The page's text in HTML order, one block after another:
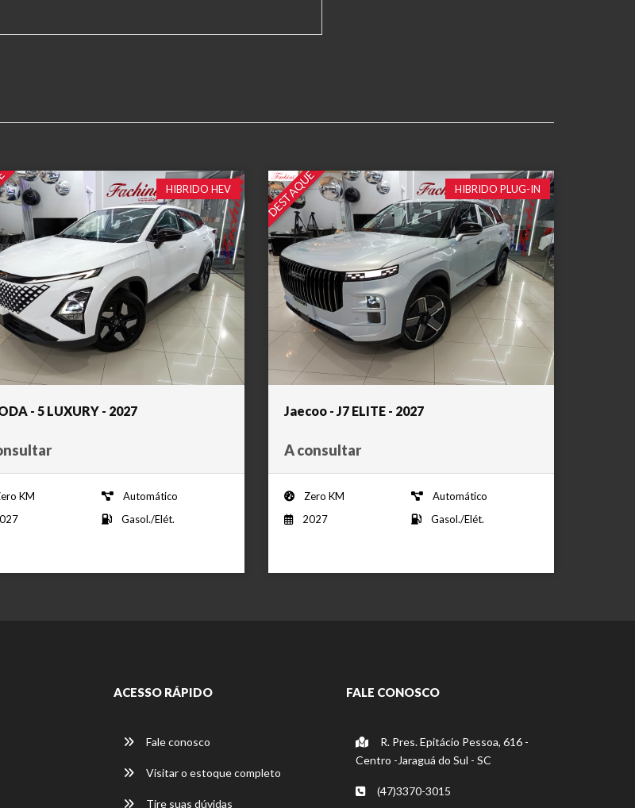
HIBRIDO HEV
- 5 LUXURY - 2027
KM
Automático
Gasol./Elét.
DESTAQUE HIBRIDO PLUG-IN
Jaecoo - J7 ELITE - 2027
A consultar
Zero KM
Automático
2027
Gasol./Elét.
ACESSO RÁPIDO
Fale conosco
Visitar o estoque completo
Tire suas dúvidas
FALE CONOSCO
R. Pres. Epitácio Pessoa, 616 -
Centro -Jaraguá do Sul - SC
(47)3370-3015